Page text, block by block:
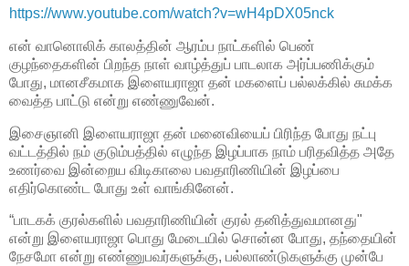
https://www.youtube.com/watch?v=wH4pDX05nck
என் வானொலிக் காலத்தின் ஆரம்ப நாட்களில் பெண்
குழந்தைகளின் பிறந்த நாள் வாழ்த்துப் பாடலாக அர்ப்பணிக்கும்
போது, மானசீகமாக இளையராஜா தன் மகளைப் பல்லக்கில் சுமக்க
வைத்த பாட்டு என்று எண்ணுவேன்.
இசைஞானி இளையராஜா தன் மனைவியைப் பிரிந்த போது நட்பு
வட்டத்தில் நம் குடும்பத்தில் எழுந்த இழப்பாக நாம் பரிதவித்த அதே
உணர்வை இன்றைய விடிகாலை பவதாரிணியின் இழப்பை
எதிர்கொண்ட போது உள் வாங்கினேன்.
“பாடகக் குரல்களில் பவதாரிணியின் குரல் தனித்துவமானது"
என்று இளையராஜா பொது மேடையில் சொன்ன போது, தந்தையின்
நேசமோ என்று எண்ணுபவர்களுக்கு, பல்லாண்டுகளுக்கு முன்பே